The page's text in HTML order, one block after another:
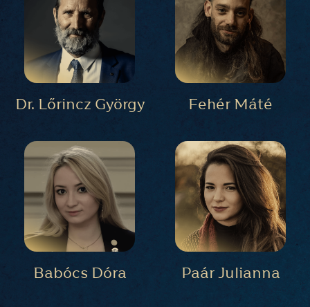
Dr. Lőrincz György Fehér Máté
Babócs Dóra Paár Julianna